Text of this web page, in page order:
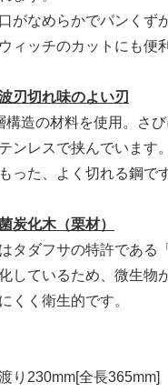
がなめらかでパンくず
ィッチのカットにも便
刃切れ味のよい刃
構造の材料を使用。さ
ンレスで挟んでいます
った、よく切れる鋼です
炭化木（栗材）
タダフサの特許である
しているため、微生物
くく衛生的です。
り230mm[全長365mm]